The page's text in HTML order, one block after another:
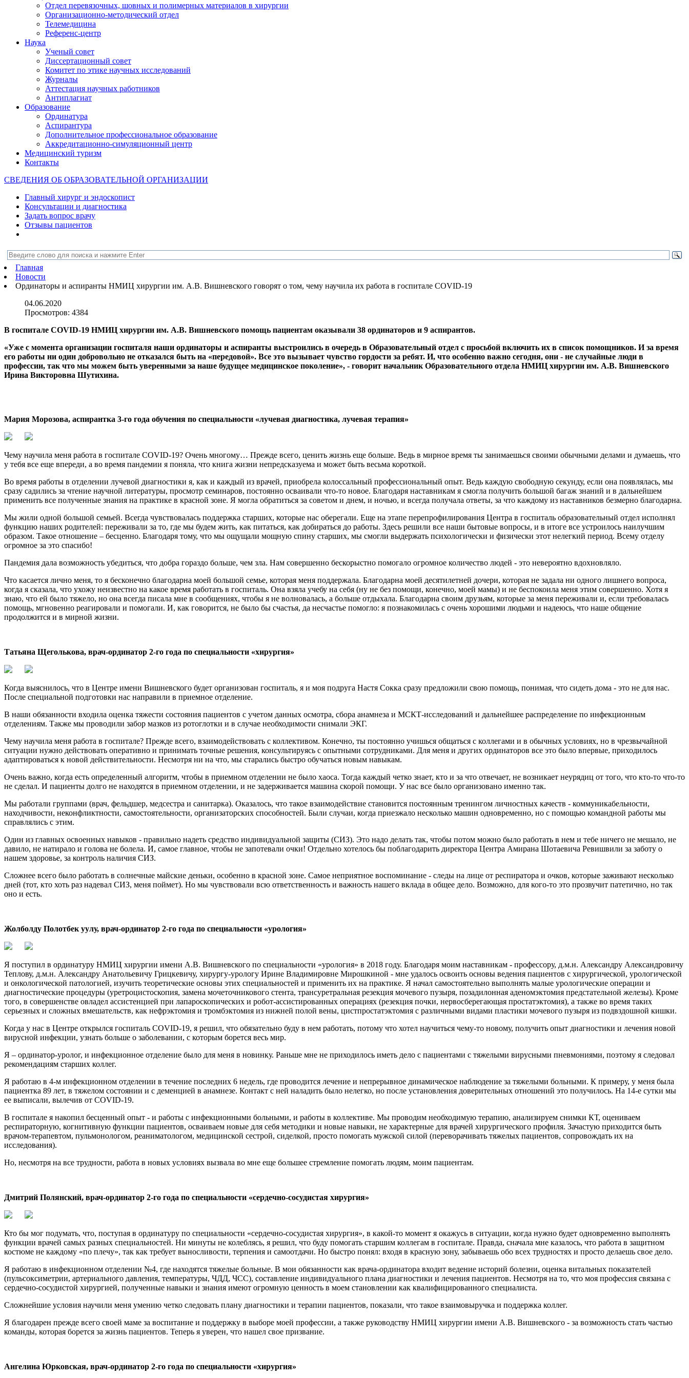
Отдел перевязочных, шовных и полимерных материалов в хирургии
Организационно-методический отдел
Телемедицина
Референс-центр
Наука
Ученый совет
Диссертационный совет
Комитет по этике научных исследований
Журналы
Аттестация научных работников
Антиплагиат
Образование
Ординатура
Аспирантура
Дополнительное профессиональное образование
Аккредитационно-симуляционный центр
Медицинский туризм
Контакты
СВЕДЕНИЯ ОБ ОБРАЗОВАТЕЛЬНОЙ ОРГАНИЗАЦИИ
Главный хирург и эндоскопист
Консультации и диагностика
Задать вопрос врачу
Отзывы пациентов
Главная
Новости
Ординаторы и аспиранты НМИЦ хирургии им. А.В. Вишневского говорят о том, чему научила их работа в госпитале COVID-19
04.06.2020
Просмотров: 4384
В госпитале COVID-19 НМИЦ хирургии им. А.В. Вишневского помощь пациентам оказывали 38 ординаторов и 9 аспирантов.
«Уже с момента организации госпиталя наши ординаторы и аспиранты выстроились в очередь в Образовательный отдел с просьбой включить их в список помощников. И за время
его работы ни один добровольно не отказался быть на «передовой». Все это вызывает чувство гордости за ребят. И, что особенно важно сегодня, они - не случайные люди в
профессии, так что мы можем быть уверенными за наше будущее медицинское поколение», - говорит начальник Образовательного отдела НМИЦ хирургии им. А.В. Вишневского
Ирина Викторовна Шутихина.
Мария Морозова, аспирантка 3-го года обучения по специальности «лучевая диагностика, лучевая терапия»
Чему научила меня работа в госпитале COVID-19? Очень многому… Прежде всего, ценить жизнь еще больше. Ведь в мирное время ты занимаешься своими обычными делами и думаешь, что
у тебя все еще впереди, а во время пандемии я поняла, что книга жизни непредсказуема и может быть весьма короткой.
Во время работы в отделении лучевой диагностики я, как и каждый из врачей, приобрела колоссальный профессиональный опыт. Ведь каждую свободную секунду, если она появлялась, мы
сразу садились за чтение научной литературы, просмотр семинаров, постоянно осваивали что-то новое. Благодаря наставникам я смогла получить большой багаж знаний и в дальнейшем
применить все полученные знания на практике в красной зоне. Я могла обратиться за советом и днем, и ночью, и всегда получала ответы, за что каждому из наставников безмерно благодарна.
Мы жили одной большой семьей. Всегда чувствовалась поддержка старших, которые нас оберегали. Еще на этапе перепрофилирования Центра в госпиталь образовательный отдел исполнял
функцию наших родителей: переживали за то, где мы будем жить, как питаться, как добираться до работы. Здесь решили все наши бытовые вопросы, и в итоге все устроилось наилучшим
образом. Такое отношение – бесценно. Благодаря тому, что мы ощущали мощную спину старших, мы смогли выдержать психологически и физически этот нелегкий период. Всему отделу
огромное за это спасибо!
Пандемия дала возможность убедиться, что добра гораздо больше, чем зла. Нам совершенно бескорыстно помогало огромное количество людей - это невероятно вдохновляло.
Что касается лично меня, то я бесконечно благодарна моей большой семье, которая меня поддержала. Благодарна моей десятилетней дочери, которая не задала ни одного лишнего вопроса,
когда я сказала, что ухожу неизвестно на какое время работать в госпиталь. Она взяла учебу на себя (ну не без помощи, конечно, моей мамы) и не беспокоила меня этим совершенно. Хотя я
знаю, что ей было тяжело, но она всегда писала мне в сообщениях, чтобы я не волновалась, а больше отдыхала. Благодарна своим друзьям, которые за меня переживали и, если требовалась
помощь, мгновенно реагировали и помогали. И, как говорится, не было бы счастья, да несчастье помогло: я познакомилась с очень хорошими людьми и надеюсь, что наше общение
продолжится и в мирной жизни.
Татьяна Щеголькова, врач-ординатор 2-го года по специальности «хирургия»
Когда выяснилось, что в Центре имени Вишневского будет организован госпиталь, я и моя подруга Настя Сокка сразу предложили свою помощь, понимая, что сидеть дома - это не для нас.
После специальной подготовки нас направили в приемное отделение.
В наши обязанности входила оценка тяжести состояния пациентов с учетом данных осмотра, сбора анамнеза и МСКТ-исследований и дальнейшее распределение по инфекционным
отделениям. Также мы проводили забор мазков из ротоглотки и в случае необходимости снимали ЭКГ.
Чему научила меня работа в госпитале? Прежде всего, взаимодействовать с коллективом. Конечно, ты постоянно учишься общаться с коллегами и в обычных условиях, но в чрезвычайной
ситуации нужно действовать оперативно и принимать точные решения, консультируясь с опытными сотрудниками. Для меня и других ординаторов все это было впервые, приходилось
адаптироваться к новой действительности. Несмотря ни на что, мы старались быстро обучаться новым навыкам.
Очень важно, когда есть определенный алгоритм, чтобы в приемном отделении не было хаоса. Тогда каждый четко знает, кто и за что отвечает, не возникает неурядиц от того, что кто-то что-то
не сделал. И пациенты долго не находятся в приемном отделении, и не задерживается машина скорой помощи. У нас все было организовано именно так.
Мы работали группами (врач, фельдшер, медсестра и санитарка). Оказалось, что такое взаимодействие становится постоянным тренингом личностных качеств - коммуникабельности,
находчивости, неконфликтности, самостоятельности, организаторских способностей. Были случаи, когда приезжало несколько машин одновременно, но с помощью командной работы мы
справлялись с этим.
Один из главных освоенных навыков - правильно надеть средство индивидуальной защиты (СИЗ). Это надо делать так, чтобы потом можно было работать в нем и тебе ничего не мешало, не
давило, не натирало и голова не болела. И, самое главное, чтобы не запотевали очки! Отдельно хотелось бы поблагодарить директора Центра Амирана Шотаевича Ревишвили за заботу о
нашем здоровье, за контроль наличия СИЗ.
Сложнее всего было работать в солнечные майские деньки, особенно в красной зоне. Самое неприятное воспоминание - следы на лице от респиратора и очков, которые заживают несколько
дней (тот, кто хоть раз надевал СИЗ, меня поймет). Но мы чувствовали всю ответственность и важность нашего вклада в общее дело. Возможно, для кого-то это прозвучит патетично, но так
оно и есть.
Жолболду Полотбек уулу, врач-ординатор 2-го года по специальности «урология»
Я поступил в ординатуру НМИЦ хирургии имени А.В. Вишневского по специальности «урология» в 2018 году. Благодаря моим наставникам - профессору, д.м.н. Александру Александровичу
Теплову, д.м.н. Александру Анатольевичу Грицкевичу, хирургу-урологу Ирине Владимировне Мирошкиной - мне удалось освоить основы ведения пациентов с хирургической, урологической
и онкологической патологией, изучить теоретические основы этих специальностей и применить их на практике. Я начал самостоятельно выполнять малые урологические операции и
диагностические процедуры (уретроцистоскопия, замена мочеточникового стента, трансуретральная резекция мочевого пузыря, позадилонная аденомэктомия предстательной железы). Кроме
того, в совершенстве овладел ассистенцией при лапароскопических и робот-ассистированных операциях (резекция почки, нервосберегающая простатэктомия), а также во время таких
серьезных и сложных вмешательств, как нефрэктомия и тромбэктомия из нижней полой вены, цистпростатэктомия с различными видами пластики мочевого пузыря из подвздошной кишки.
Когда у нас в Центре открылся госпиталь COVID-19, я решил, что обязательно буду в нем работать, потому что хотел научиться чему-то новому, получить опыт диагностики и лечения новой
вирусной инфекции, узнать больше о заболевании, с которым борется весь мир.
Я – ординатор-уролог, и инфекционное отделение было для меня в новинку. Раньше мне не приходилось иметь дело с пациентами с тяжелыми вирусными пневмониями, поэтому я следовал
рекомендациям старших коллег.
Я работаю в 4-м инфекционном отделении в течение последних 6 недель, где проводится лечение и непрерывное динамическое наблюдение за тяжелыми больными. К примеру, у меня была
пациентка 89 лет, в тяжелом состоянии и с деменцией в анамнезе. Контакт с ней наладить было нелегко, но после установления доверительных отношений это получилось. На 14-е сутки мы
ее выписали, вылечив от COVID-19.
В госпитале я накопил бесценный опыт - и работы с инфекционными больными, и работы в коллективе. Мы проводим необходимую терапию, анализируем снимки КТ, оцениваем
респираторную, когнитивную функции пациентов, осваиваем новые для себя методики и новые навыки, не характерные для врачей хирургического профиля. Зачастую приходится быть
врачом-терапевтом, пульмонологом, реаниматологом, медицинской сестрой, сиделкой, просто помогать мужской силой (переворачивать тяжелых пациентов, сопровождать их на
исследования).
Но, несмотря на все трудности, работа в новых условиях вызвала во мне еще большее стремление помогать людям, моим пациентам.
Дмитрий Полянский, врач-ординатор 2-го года по специальности «сердечно-сосудистая хирургия»
Кто бы мог подумать, что, поступая в ординатуру по специальности «сердечно-сосудистая хирургия», в какой-то момент я окажусь в ситуации, когда нужно будет одновременно выполнять
функции врачей самых разных специальностей. Ни минуты не колеблясь, я решил, что буду помогать старшим коллегам в госпитале. Правда, сначала мне казалось, что работа в защитном
костюме не каждому «по плечу», так как требует выносливости, терпения и самоотдачи. Но быстро понял: входя в красную зону, забываешь обо всех трудностях и просто делаешь свое дело.
Я работаю в инфекционном отделении №4, где находятся тяжелые больные. В мои обязанности как врача-ординатора входит ведение историй болезни, оценка витальных показателей
(пульсоксиметрии, артериального давления, температуры, ЧДД, ЧСС), составление индивидуального плана диагностики и лечения пациентов. Несмотря на то, что моя профессия связана с
сердечно-сосудистой хирургией, полученные навыки и знания имеют огромную ценность в моем становлении как квалифицированного специалиста.
Сложнейшие условия научили меня умению четко следовать плану диагностики и терапии пациентов, показали, что такое взаимовыручка и поддержка коллег.
Я благодарен прежде всего своей маме за воспитание и поддержку в выборе моей профессии, а также руководству НМИЦ хирургии имени А.В. Вишневского - за возможность стать частью
команды, которая борется за жизнь пациентов. Теперь я уверен, что нашел свое призвание.
Ангелина Юрковская, врач-ординатор 2-го года по специальности «хирургия»